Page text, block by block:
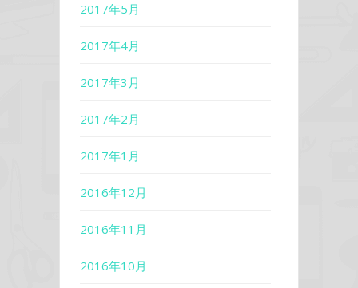
2017年5月
2017年4月
2017年3月
2017年2月
2017年1月
2016年12月
2016年11月
2016年10月